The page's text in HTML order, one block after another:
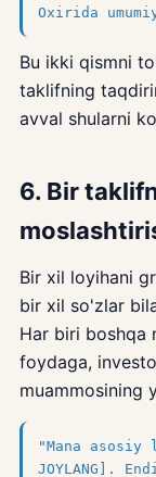
Oxirida
Bu ikki qismni
taklifning
avval shularni
6. Bir
Bir xil loyihani
bir xil so'zlar
Har biri boshqa
foydaga,
muammosining
"Mana
JOYLANG].